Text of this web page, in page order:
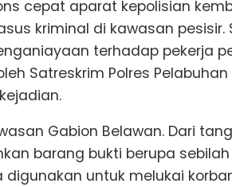
cepat aparat kepolisian
kriminal di kawasan pesisir.
terhadap pekerja
Satreskrim Polres Pelabuhan
Gabion Belawan. Dari
barang bukti berupa
untuk melukai